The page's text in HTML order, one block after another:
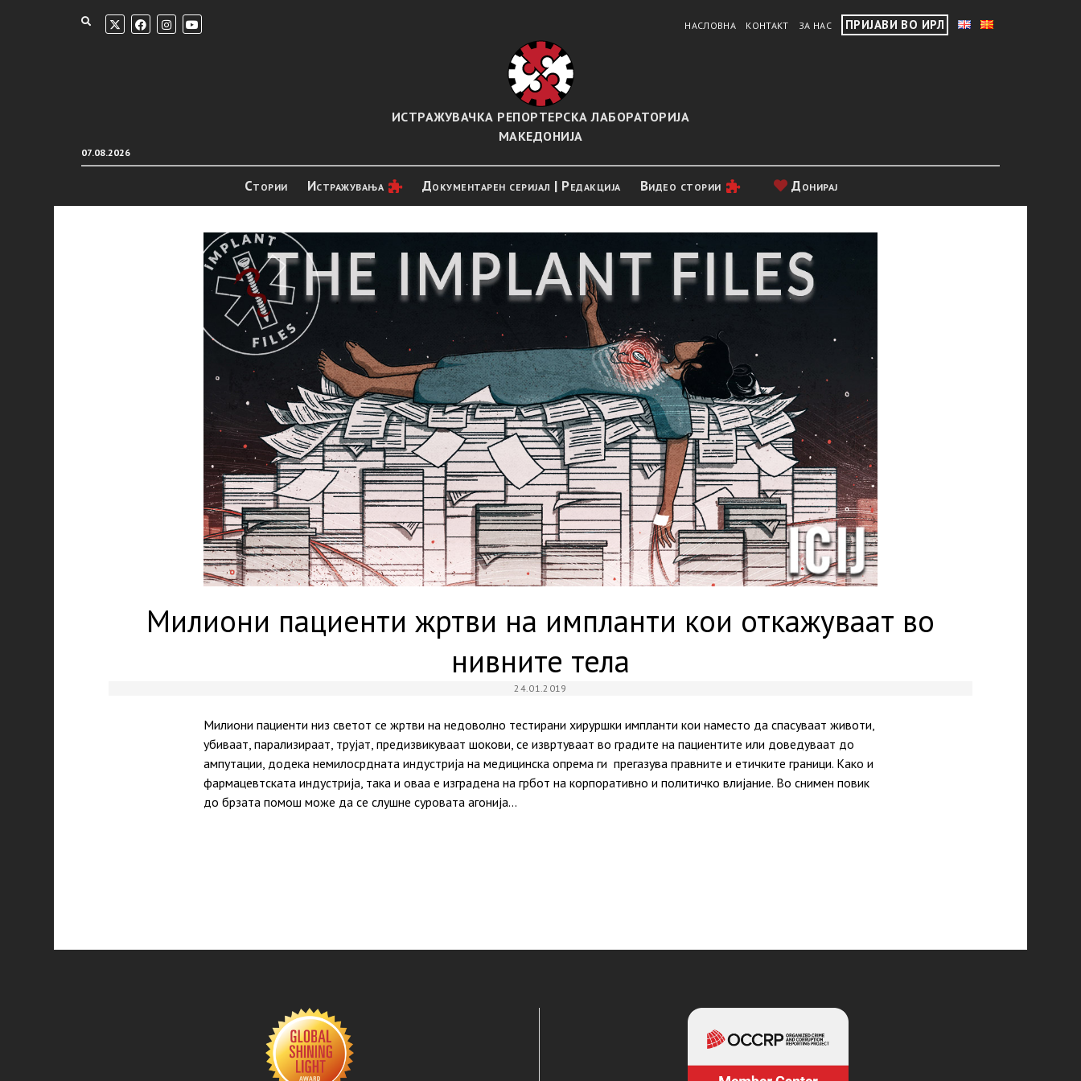
НАСЛОВНА КОНТАКТ ЗА НАС ПРИЈАВИ ВО ИРЛ
07.08.2026
ИСТРАЖУВАЧКА РЕПОРТЕРСКА ЛАБОРАТОРИЈА
МАКЕДОНИЈА
Стории Истражувањa Документарен серијал | Редакција Видео стории Донирај
Милиони пациенти жртви на импланти кои откажуваат во
нивните тела
24.01.2019
Милиони пациенти низ светот се жртви на недоволно тестирани хируршки импланти кои наместо да спасуваат животи,
убиваат, парализираат, трујат, предизвикуваат шокови, се извртуваат во градите на пациентите или доведуваат до
ампутации, додека немилосрдната индустрија на медицинска опрема ги прегазува правните и етичките граници. Како и
фармацевтската индустрија, така и оваа е изградена на грбот на корпоративно и политичко влијание. Во снимен повик
до брзата помош може да се слушне суровата агонија…